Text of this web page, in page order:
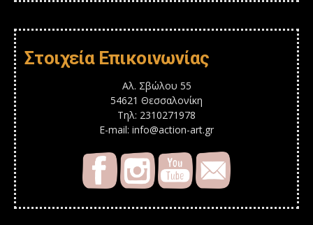
Στοιχεία Επικοινωνίας
Αλ. Σβώλου 55
54621 Θεσσαλονίκη
Τηλ: 2310271978
E-mail: info@action-art.gr